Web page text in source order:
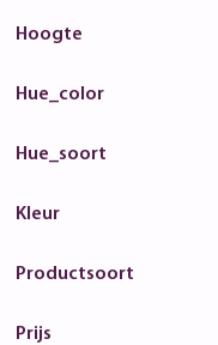
Hoogte
Hue_color
Hue_soort
Kleur
Productsoort
Prijs